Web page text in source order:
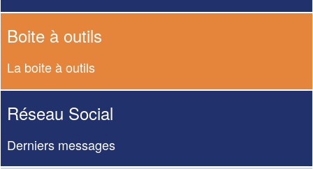
Boite à outils
La boite à outils
Réseau Social
Derniers messages